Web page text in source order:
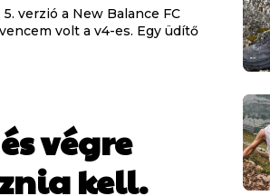
verzió a New Balance FC
volt a v4-es. Egy üdítő
végre
kell.